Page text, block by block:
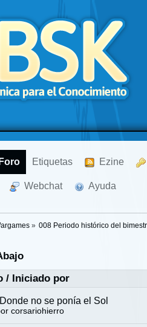
Etiquetas Ezine
Webchat Ayuda
» 008 Periodo histórico del
/ Iniciado por
no se ponía el Sol
corsariohierro